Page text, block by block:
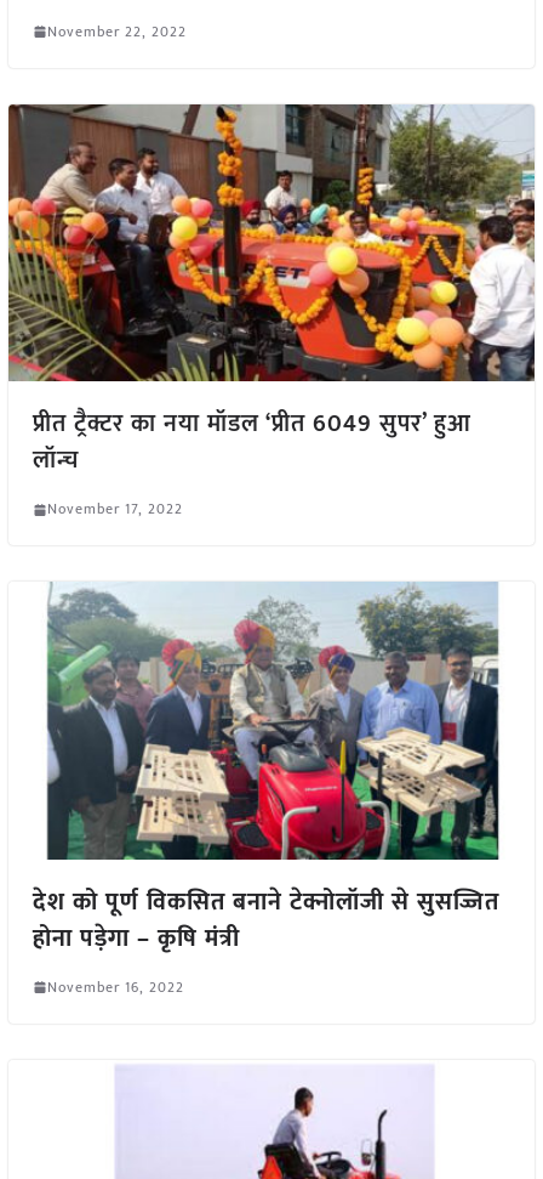
November 22, 2022
प्रीत ट्रैक्टर का नया मॉडल ‘प्रीत 6049 सुपर’ हुआ
लॉन्च
November 17, 2022
देश को पूर्ण विकसित बनाने टेक्नोलॉजी से सुसज्जित
होना पड़ेगा – कृषि मंत्री
November 16, 2022